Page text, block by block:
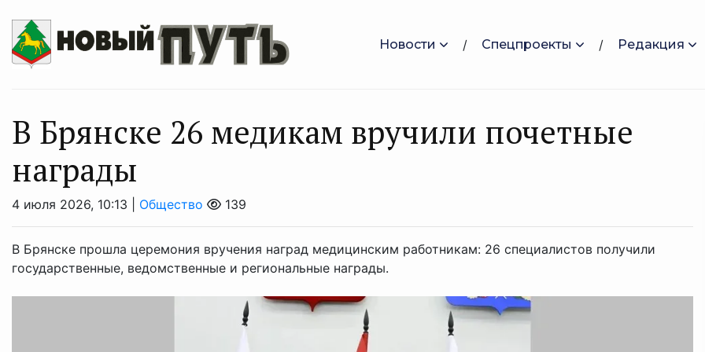
Новости Спецпроекты Редакция
В Брянске 26 медикам вручили почетные
награды
4 июля 2026, 10:13 | Общество 139
В Брянске прошла церемония вручения наград медицинским работникам: 26 специалистов получили
государственные, ведомственные и региональные награды.